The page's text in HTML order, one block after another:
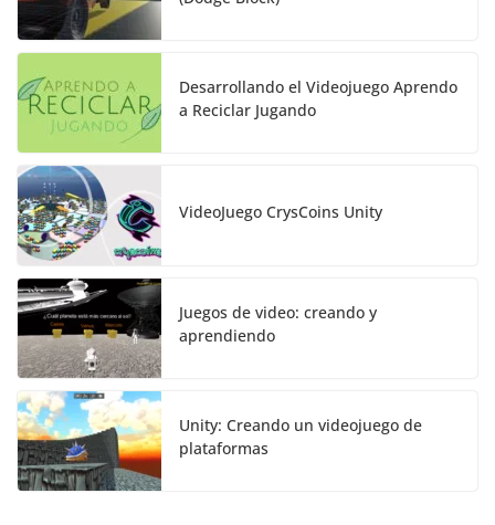
Desarrollando el Videojuego Aprendo
a Reciclar Jugando
VideoJuego CrysCoins Unity
Juegos de video: creando y
aprendiendo
Unity: Creando un videojuego de
plataformas